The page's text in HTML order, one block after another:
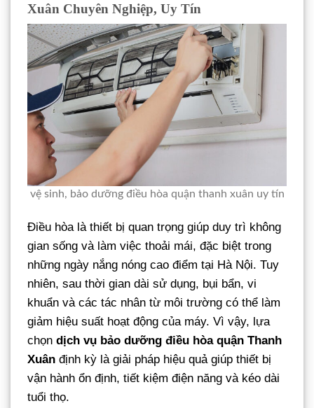
Xuân Chuyên Nghiệp, Uy Tín
vệ sinh, bảo dưỡng điều hòa quận thanh xuân uy tín
Điều hòa là thiết bị quan trọng giúp duy trì không
gian sống và làm việc thoải mái, đặc biệt trong
những ngày nắng nóng cao điểm tại Hà Nội. Tuy
nhiên, sau thời gian dài sử dụng, bụi bẩn, vi
khuẩn và các tác nhân từ môi trường có thể làm
giảm hiệu suất hoạt động của máy. Vì vậy, lựa
chọn dịch vụ bảo dưỡng điều hòa quận Thanh
Xuân định kỳ là giải pháp hiệu quả giúp thiết bị
vận hành ổn định, tiết kiệm điện năng và kéo dài
tuổi thọ.